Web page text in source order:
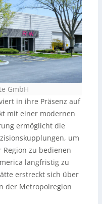
GmbH
in ihre Präsenz auf
mit einer modernen
ermöglicht die
um
zu bedienen
langfristig zu
erstreckt sich über
der Metropolregion